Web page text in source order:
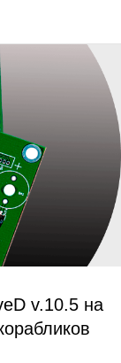
v.10.5 на